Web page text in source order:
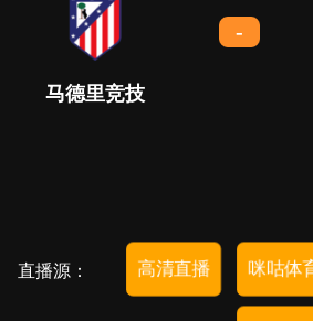
马德里竞技
-
直播源： 高清直播 咪咕体